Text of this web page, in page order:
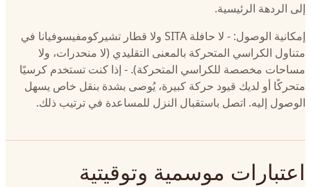
إلى الردهة الرئيسية.
إمكانية الوصول: - لا حافلة SITA ولا قطار تشيركومفيسوفيانا في
متناول الكراسي المتحركة بالمعنى التقليدي (لا منحدرات، ولا
مساحات مخصصة للكراسي المتحركة). - إذا كنت تستخدم كرسيًا
متحركًا أو لديك قيود حركة كبيرة، يُوصى بشدة بنقل خاص يسهل
الوصول إليه. اتصل باستقبال النزل للمساعدة في ترتيب ذلك.
اعتبارات موسمية وتوقيتية